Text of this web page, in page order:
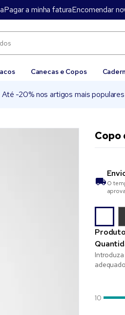
Pagar a minha faturaEncomendar
Canecas e Copos
Até -20% nos artigos mais
Copo
O
10